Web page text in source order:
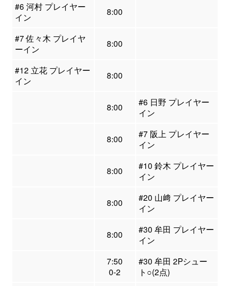
#6 河村 プレイヤー
イン
8:00
#7 佐々木 プレイヤ
ーイン
8:00
#12 立花 プレイヤー
イン
8:00
8:00
#6 日野 プレイヤー
イン
8:00
#7 阪上 プレイヤー
イン
8:00
#10 鈴木 プレイヤー
イン
8:00
#20 山﨑 プレイヤー
イン
8:00
#30 牟田 プレイヤー
イン
7:50
0-2
#30 牟田 2Pシュー
ト○(2点)